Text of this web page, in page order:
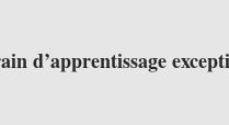
d’apprentissage